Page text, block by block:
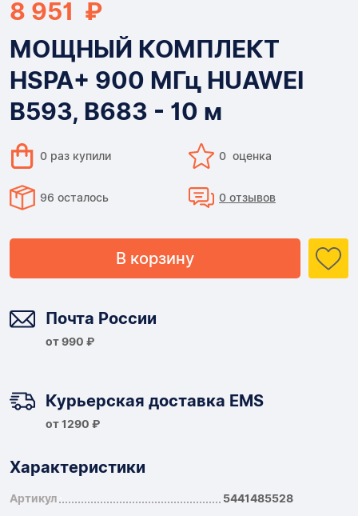
8 951 ₽
МОЩНЫЙ КОМПЛЕКТ
HSPA+ 900 МГц HUAWEI
B593, B683 - 10 м
0 раз купили 0 оценка
96 осталось 0 отзывов
В корзину
Почта России
от 990 ₽
Курьерская доставка EMS
от 1290 ₽
Характеристики
Артикул 5441485528